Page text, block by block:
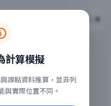
位置，涵蓋自強、普悠瑪、
台中車站即時動態
計算模擬
誤點資料推算，並非列
與實際位置不同。